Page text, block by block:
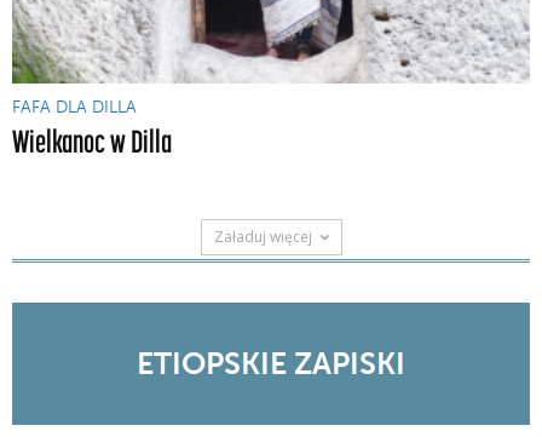
FAFA DLA DILLA
Wielkanoc w Dilla
Załaduj więcej
ETIOPSKIE ZAPISKI